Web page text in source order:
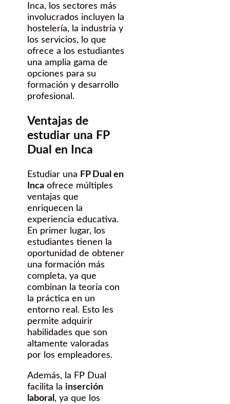
Inca, los sectores más
involucrados incluyen la
hostelería, la industria y
los servicios, lo que
ofrece a los estudiantes
una amplia gama de
opciones para su
formación y desarrollo
profesional.
Ventajas de
estudiar una FP
Dual en Inca
Estudiar una FP Dual en
Inca ofrece múltiples
ventajas que
enriquecen la
experiencia educativa.
En primer lugar, los
estudiantes tienen la
oportunidad de obtener
una formación más
completa, ya que
combinan la teoría con
la práctica en un
entorno real. Esto les
permite adquirir
habilidades que son
altamente valoradas
por los empleadores.
Además, la FP Dual
facilita la inserción
laboral , ya que los